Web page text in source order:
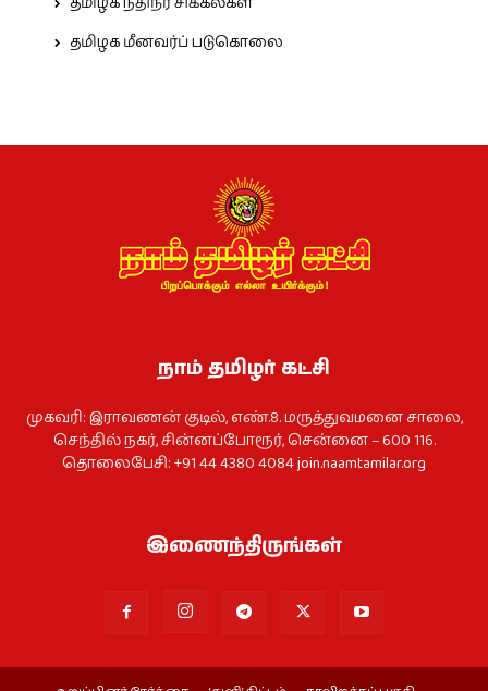
தமிழக மீனவர்ப் படுகொலை
நாம் தமிழர் கட்சி
முகவரி: இராவணன் குடில், எண்.8. மருத்துவமனை சாலை,
செந்தில் நகர், சின்னப்போரூர், சென்னை – 600 116.
தொலைபேசி: +91 44 4380 4084join.naamtamilar.org
இணைந்திருங்கள்